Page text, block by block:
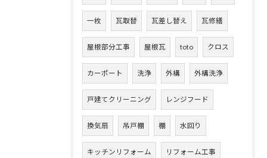
一枚 瓦取替 瓦差し替え 瓦修繕
屋根部分工事 屋根瓦 toto クロス
カーポート 洗浄 外構 外構洗浄
戸建てクリーニング レンジフード
換気扇 吊戸棚 棚 水回り
キッチンリフォーム リフォーム工事